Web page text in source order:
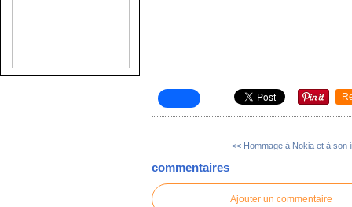
<< Hommage à Nokia et à son
commentaires
Ajouter un commentaire